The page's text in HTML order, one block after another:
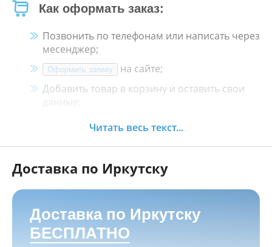
Как оформать заказ:
Позвонить по телефонам или написать через
месенджер;
Оформить заявку
на сайте;
Добавить товар в корзину и оставить свои
данные;
Менеджер свяжется с Вами в течение 30
Как оплатить:
Наличными, пластиковой картой, кредитной
картой и картой ХАЛВА в кассе нашего
магазина по адресуг. Иркутск, ул. Баррикад
24а, Мотосалон БАРС
Читать весь текст...
Доставка по Иркутску
Доставка по Иркутску
БЕСПЛАТНО